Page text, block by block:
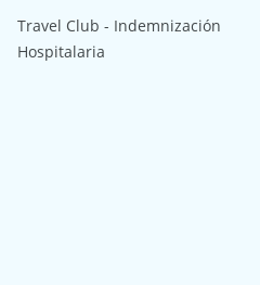
Travel Club - Indemnización
Hospitalaria